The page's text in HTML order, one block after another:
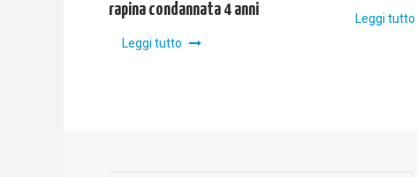
rapina condannata 4 anni
Leggi tutto
Leggi tutto